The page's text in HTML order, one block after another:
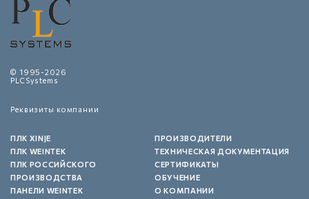
© 1995-2026
PLCSystems
Реквизиты компании
ПЛК XINJE
ПЛК WEINTEK
ПЛК РОССИЙСКОГО
ПРОИЗВОДСТВА
ПАНЕЛИ WEINTEK
ПРОИЗВОДИТЕЛИ
ТЕХНИЧЕСКАЯ ДОКУМЕНТАЦИЯ
СЕРТИФИКАТЫ
ОБУЧЕНИЕ
О КОМПАНИИ